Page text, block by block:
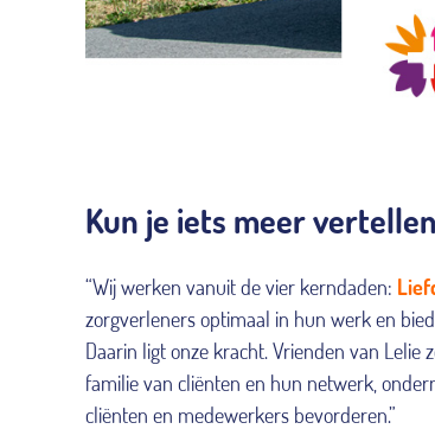
Kun je iets meer
“Wij werken vanuit de vier kerndaden:
zorgverleners optimaal in hun werk en
Daarin ligt onze kracht. Vrienden van
familie van cliënten en hun netwerk,
cliënten en medewerkers bevorderen.”